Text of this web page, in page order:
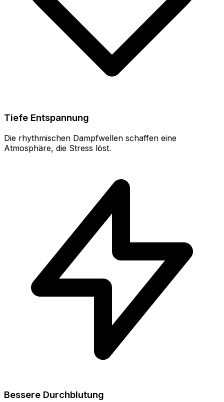
Tiefe Entspannung
Die rhythmischen Dampfwellen schaffen eine
Atmosphäre, die Stress löst.
Bessere Durchblutung